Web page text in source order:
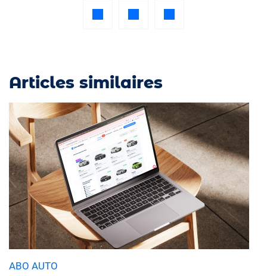
Articles similaires
ABO AUTO